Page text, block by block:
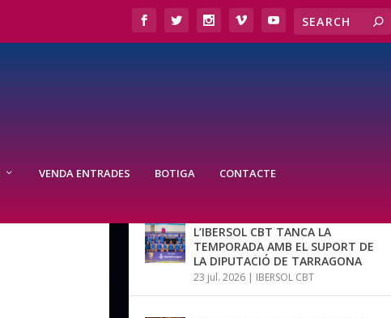
VENDA ENTRADES BOTIGA CONTACTE
L’IBERSOL CBT TANCA LA
TEMPORADA AMB EL SUPORT DE
LA DIPUTACIÓ DE TARRAGONA
23 jul. 2026 | IBERSOL CBT